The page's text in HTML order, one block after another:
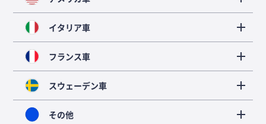
イタリア車
フランス車
スウェーデン車
その他